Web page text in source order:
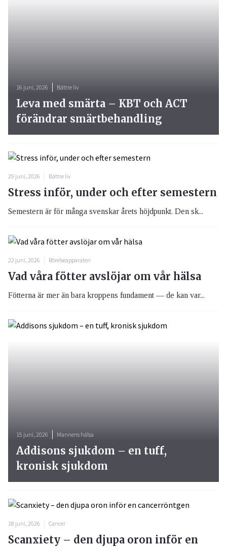
29 juni, 2026 Bättre liv
Stress inför, under och efter semestern
Semestern är för många svenskar årets höjdpunkt. Den sk...
22 juni, 2026 Rörelseapparaten
Vad våra fötter avslöjar om vår hälsa
Fötterna är mer än bara kroppens fundament — de kan var...
16 juni, 2026 Bättre liv
Leva med smärta – KBT och ACT
förändrar smärtbehandling
15 juni, 2026 Mannens hälsa
Addisons sjukdom – en tuff,
kronisk sjukdom
18 juni, 2026 Cancer
Scanxiety – den djupa oron inför en